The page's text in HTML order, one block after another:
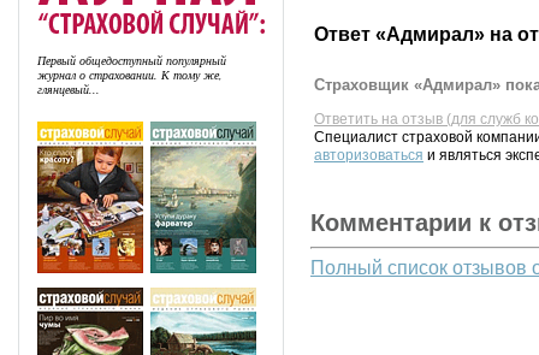
Первый общедоступный популярный
журнал о страховании. К тому же,
глянцевый...
Ответ «Адмирал» на
Страховщик «Адмирал»
Ответить на отзыв (для служб
Специалист страховой
авторизоваться и являться
Комментарии к
Полный список отзывов